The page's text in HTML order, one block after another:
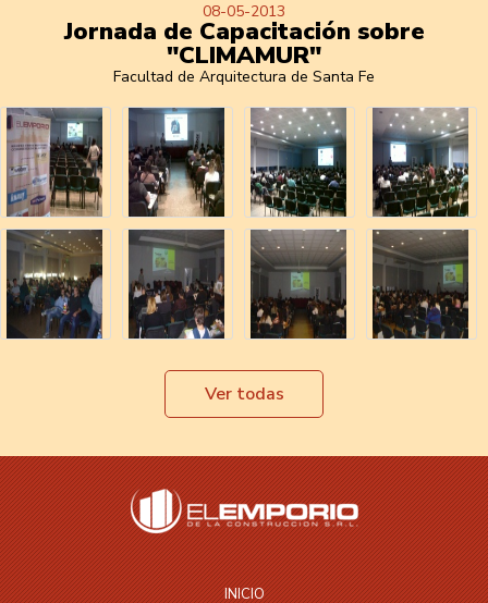
08-05-2013
Jornada de Capacitación sobre
"CLIMAMUR"
Facultad de Arquitectura de Santa Fe
Ver todas
INICIO